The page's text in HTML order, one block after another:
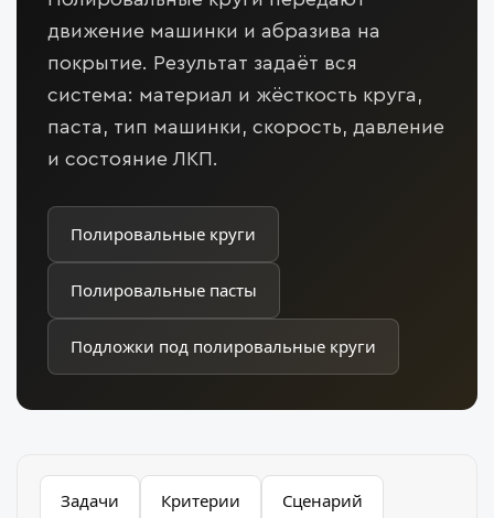
движение машинки и абразива на
покрытие. Результат задаёт вся
система: материал и жёсткость круга,
паста, тип машинки, скорость, давление
и состояние ЛКП.
Полировальные круги
Полировальные пасты
Подложки под полировальные круги
Задачи Критерии Сценарий